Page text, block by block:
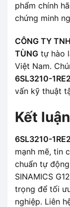
phẩm chính
chứng minh
CÔNG TY
TÙNG tự hào
Việt Nam.
6SL3210-
vấn kỹ thuật
Kết luận
6SL3210-
mạnh mẽ, tin
chuẩn tự
SINAMICS
trọng để tối
nghiệp. Liên